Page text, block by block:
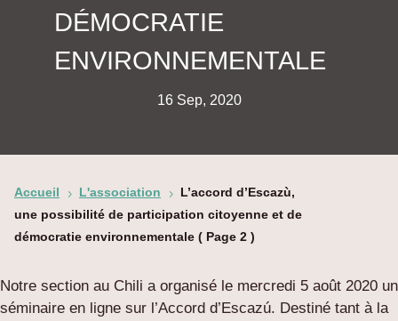
DÉMOCRATIE
ENVIRONNEMENTALE
16 Sep, 2020
Accueil 5 L'association 5
L’accord d’Escazù,
une possibilité de participation citoyenne et de
démocratie environnementale ( Page 2 )
Notre section au Chili a organisé le mercredi 5 août 2020 un
séminaire en ligne sur l’Accord d’Escazú. Destiné tant à la